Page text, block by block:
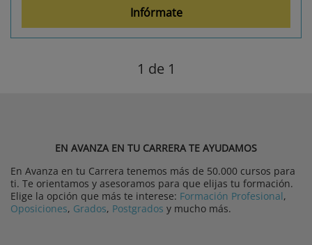
Infórmate
1 de 1
EN AVANZA EN TU CARRERA TE AYUDAMOS
En Avanza en tu Carrera tenemos más de 50.000 cursos para
ti. Te orientamos y asesoramos para que elijas tu formación.
Elige la opción que más te interese: Formación Profesional,
Oposiciones, Grados, Postgrados y mucho más.